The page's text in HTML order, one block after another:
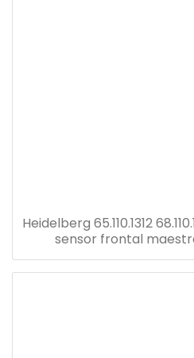
Heidelberg 65.110.1312
sensor frontal
reemplazo u2